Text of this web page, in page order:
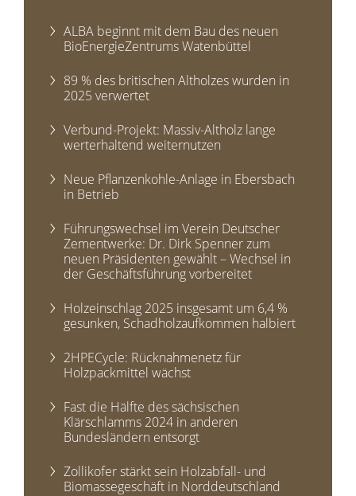
ALBA beginnt mit dem Bau des neuen
BioEnergieZentrums Watenbüttel
89 % des britischen Altholzes wurden in
2025 verwertet
Verbund-Projekt: Massiv-Altholz lange
werterhaltend weiternutzen
Neue Pflanzenkohle-Anlage in Ebersbach
in Betrieb
Führungswechsel im Verein Deutscher
Zementwerke: Dr. Dirk Spenner zum
neuen Präsidenten gewählt – Wechsel in
der Geschäftsführung vorbereitet
Holzeinschlag 2025 insgesamt um 6,4 %
gesunken, Schadholzaufkommen halbiert
2HPECycle: Rücknahmenetz für
Holzpackmittel wächst
Fast die Hälfte des sächsischen
Klärschlamms 2024 in anderen
Bundesländern entsorgt
Zollikofer stärkt sein Holzabfall- und
Biomassegeschäft in Norddeutschland